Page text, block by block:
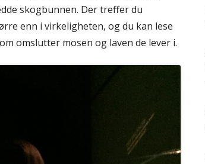
skogbunnen. Der treffer du
enn i virkeligheten, og du kan lese
omslutter mosen og laven de lever i.